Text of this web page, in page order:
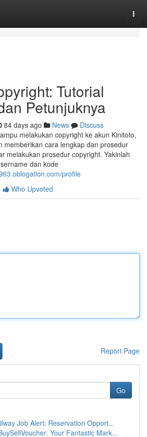
Tutorial
Petunjuknya
84 days ago News
Discuss
melakukan copyright ke akun Kinitoto,
memberikan cara lengkap dan prosedur
melakukan prosedur copyright. Yakinlah
dan kode
profile
Who Upvoted
Report Page
Go
Job Alert: Reservation Opport...
Your Fantastic Mark...